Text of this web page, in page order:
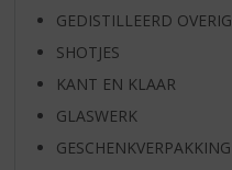
GEDISTILLEERD OVERIG
SHOTJES
KANT EN KLAAR
GLASWERK
GESCHENKVERPAKKING